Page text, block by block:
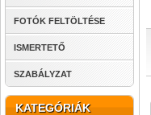
FOTÓK FELTÖLTÉSE
ISMERTETŐ
SZABÁLYZAT
KATEGÓRIÁK